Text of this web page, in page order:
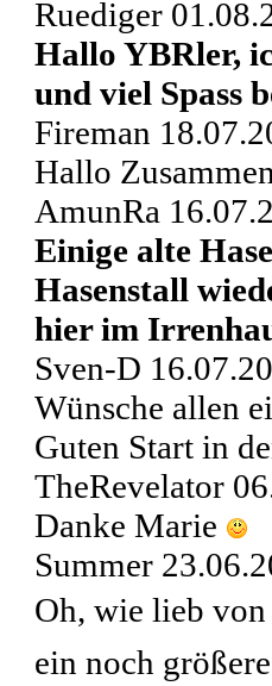
Ruediger
Hallo YBRler,
und viel Spass
Fireman
Hallo
AmunRa
Einige alte
Hasenstall
hier im
Sven-D
Wünsche allen
Guten Start in
TheRevelator
Danke Marie
Summer
Oh, wie lieb
ein noch